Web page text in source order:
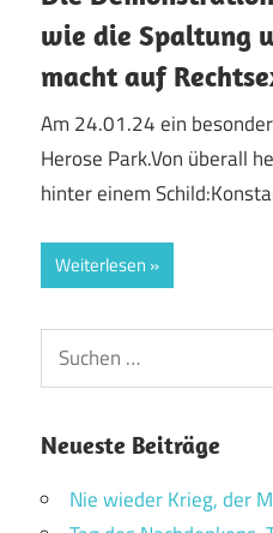
wie die Spaltung
macht auf
Am 24.01.24 ein
Herose Park.Von überall
hinter einem
Weiterlesen
Suchen
nach:
Neueste Beiträge
Nie wieder Krieg, der